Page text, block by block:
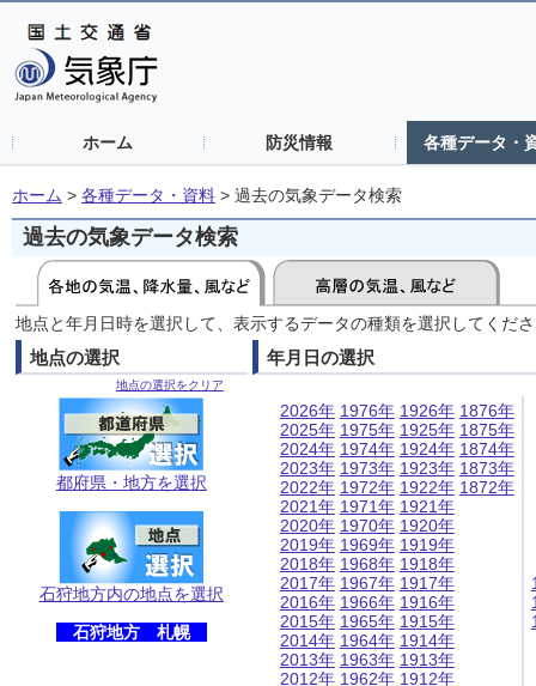
ホーム 防災情報 各種データ・
ホーム > 各種データ・資料 > 過去の気象データ検索
過去の気象データ検索
地点と年月日時を選択して、表示するデータの種類を選択してくだ
地点の選択
地点の選択をクリア
都府県・地方を選択
石狩地方内の地点を選択
石狩地方 札幌
年月日の選択
2026年
2025年
2024年
2023年
2022年
2021年
2020年
2019年
2018年
2017年
2016年
2015年
2014年
2013年
2012年
1976年
1975年
1974年
1973年
1972年
1971年
1970年
1969年
1968年
1967年
1966年
1965年
1964年
1963年
1962年
1926年
1925年
1924年
1923年
1922年
1921年
1920年
1919年
1918年
1917年
1916年
1915年
1914年
1913年
1912年
1876年
1875年
1874年
1873年
1872年